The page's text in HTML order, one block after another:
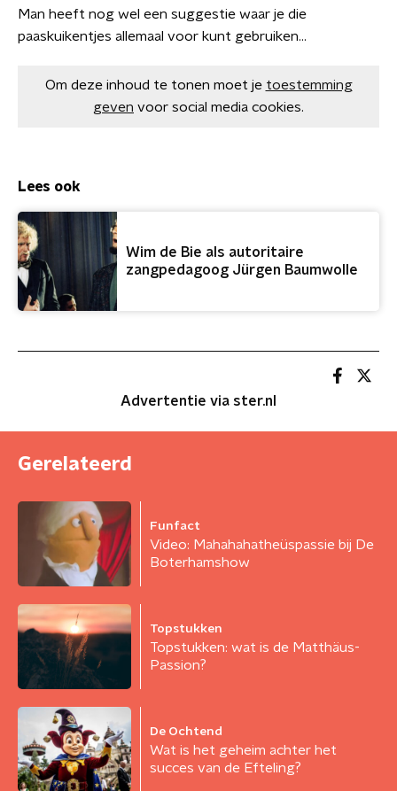
Man heeft nog wel een suggestie waar je die
paaskuikentjes allemaal voor kunt gebruiken...
Om deze inhoud te tonen moet je toestemming
geven voor social media cookies.
Lees ook
Wim de Bie als autoritaire
zangpedagoog Jürgen Baumwolle
Advertentie via ster.nl
Gerelateerd
Funfact
Video: Mahahahatheüspassie bij De
Boterhamshow
Topstukken
Topstukken: wat is de Matthäus-
Passion?
De Ochtend
Wat is het geheim achter het
succes van de Efteling?